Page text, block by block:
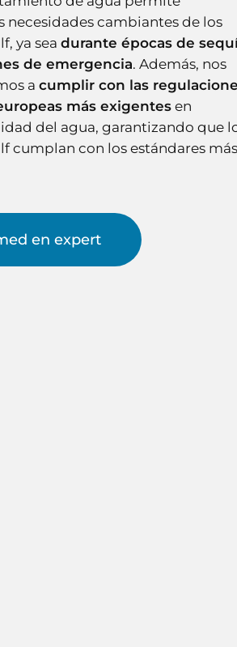
necesidades cambiantes de los
ya sea durante épocas de
de emergencia. Además, nos
a cumplir con las
más exigentesen
del agua, garantizando que
cumplan con los estándares más
en expert